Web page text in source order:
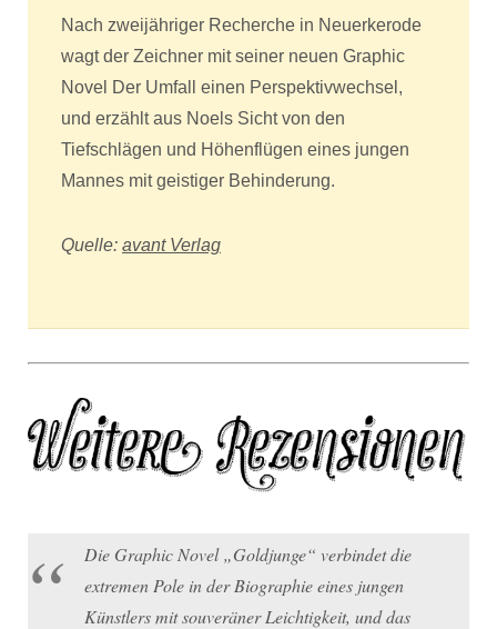
Nach zweijähriger Recherche in Neuerkerode
wagt der Zeichner mit seiner neuen Graphic
Novel Der Umfall einen Perspektivwechsel,
und erzählt aus Noels Sicht von den
Tiefschlägen und Höhenflügen eines jungen
Mannes mit geistiger Behinderung.
Quelle: avant Verlag
Die Graphic Novel „Goldjunge“ verbindet die
extremen Pole in der Biographie eines jungen
Künstlers mit souveräner Leichtigkeit, und das